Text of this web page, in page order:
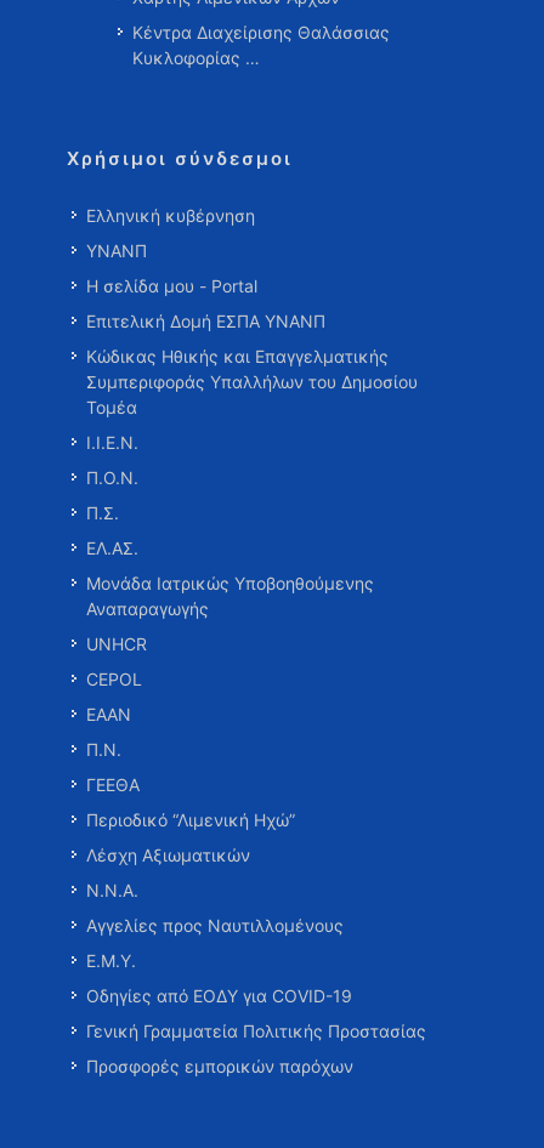
Κέντρα Διαχείρισης Θαλάσσιας
Κυκλοφορίας …
Χρήσιμοι σύνδεσμοι
Ελληνική κυβέρνηση
ΥΝΑΝΠ
Η σελίδα μου - Portal
Επιτελική Δομή ΕΣΠΑ ΥΝΑΝΠ
Κώδικας Ηθικής και Επαγγελματικής
Συμπεριφοράς Υπαλλήλων του Δημοσίου
Τομέα
Ι.Ι.Ε.Ν.
Π.Ο.Ν.
Π.Σ.
ΕΛ.ΑΣ.
Μονάδα Ιατρικώς Υποβοηθούμενης
Αναπαραγωγής
UNHCR
CEPOL
ΕΑΑΝ
Π.Ν.
ΓΕΕΘΑ
Περιοδικό “Λιμενική Ηχώ”
Λέσχη Αξιωματικών
Ν.Ν.Α.
Αγγελίες προς Ναυτιλλομένους
Ε.Μ.Υ.
Οδηγίες από ΕΟΔΥ για COVID-19
Γενική Γραμματεία Πολιτικής Προστασίας
Προσφορές εμπορικών παρόχων